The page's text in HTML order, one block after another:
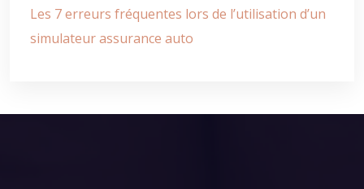
Les 7 erreurs fréquentes lors de l’utilisation d’un
simulateur assurance auto